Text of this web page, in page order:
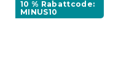
10 % Rabattcode:
MINUS10